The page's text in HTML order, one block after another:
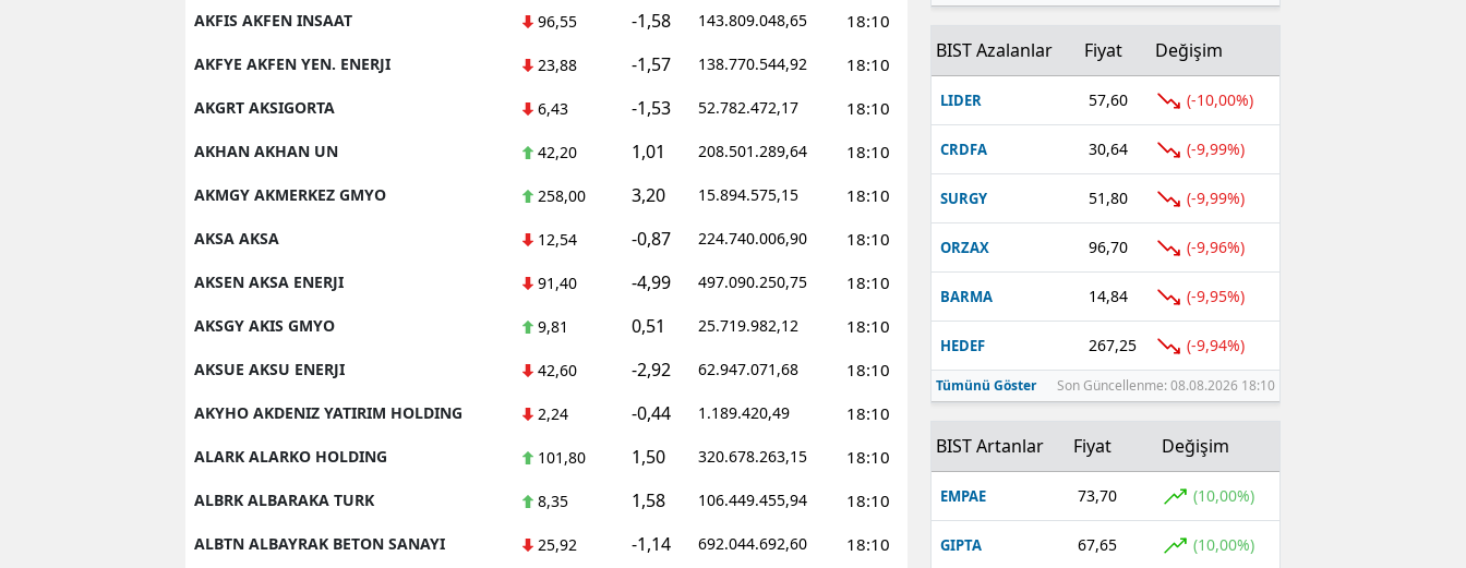
AKFIS AKFEN INSAAT 96,55 -1,58 143.809.048,65 18:10
AKFYE AKFEN YEN. ENERJI 23,88 -1,57 138.770.544,92 18:10
AKGRT AKSIGORTA 6,43 -1,53 52.782.472,17 18:10
AKHAN AKHAN UN 42,20 1,01 208.501.289,64 18:10
AKMGY AKMERKEZ GMYO 258,00 3,20 15.894.575,15 18:10
AKSA AKSA 12,54 -0,87 224.740.006,90 18:10
AKSEN AKSA ENERJI 91,40 -4,99 497.090.250,75 18:10
AKSGY AKIS GMYO 9,81 0,51 25.719.982,12 18:10
AKSUE AKSU ENERJI 42,60 -2,92 62.947.071,68 18:10
AKYHO AKDENIZ YATIRIM HOLDING 2,24 -0,44 1.189.420,49 18:10
ALARK ALARKO HOLDING 101,80 1,50 320.678.263,15 18:10
ALBRK ALBARAKA TURK 8,35 1,58 106.449.455,94 18:10
ALBTN ALBAYRAK BETON SANAYI 25,92 -1,14 692.044.692,60 18:10
BIST Azalanlar Fiyat Değişim
LIDER 57,60 (-10,00%)
CRDFA 30,64 (-9,99%)
SURGY 51,80 (-9,99%)
ORZAX 96,70 (-9,96%)
BARMA 14,84 (-9,95%)
HEDEF 267,25 (-9,94%)
Tümünü Göster Son Güncellenme: 08.08.2026 18:10
BIST Artanlar Fiyat Değişim
EMPAE 73,70 (10,00%)
GIPTA 67,65 (10,00%)